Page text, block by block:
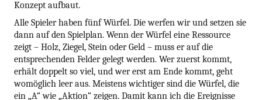
Konzept aufbaut.
Alle Spieler haben fünf Würfel. Die werfen wir und setzen sie
dann auf den Spielplan. Wenn der Würfel eine Ressource
zeigt – Holz, Ziegel, Stein oder Geld – muss er auf die
entsprechenden Felder gelegt werden. Wer zuerst kommt,
erhält doppelt so viel, und wer erst am Ende kommt, geht
womöglich leer aus. Meistens wichtiger sind die Würfel, die
ein „A“ wie „Aktion“ zeigen. Damit kann ich die Ereignisse